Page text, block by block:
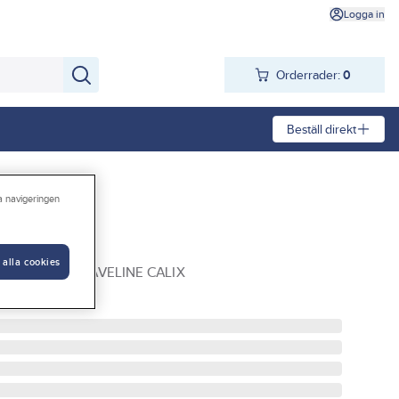
Logga in
Orderrader: 0
Beställ direkt
V SVART WAVELINE CALIX
navigeringen
alla cookies